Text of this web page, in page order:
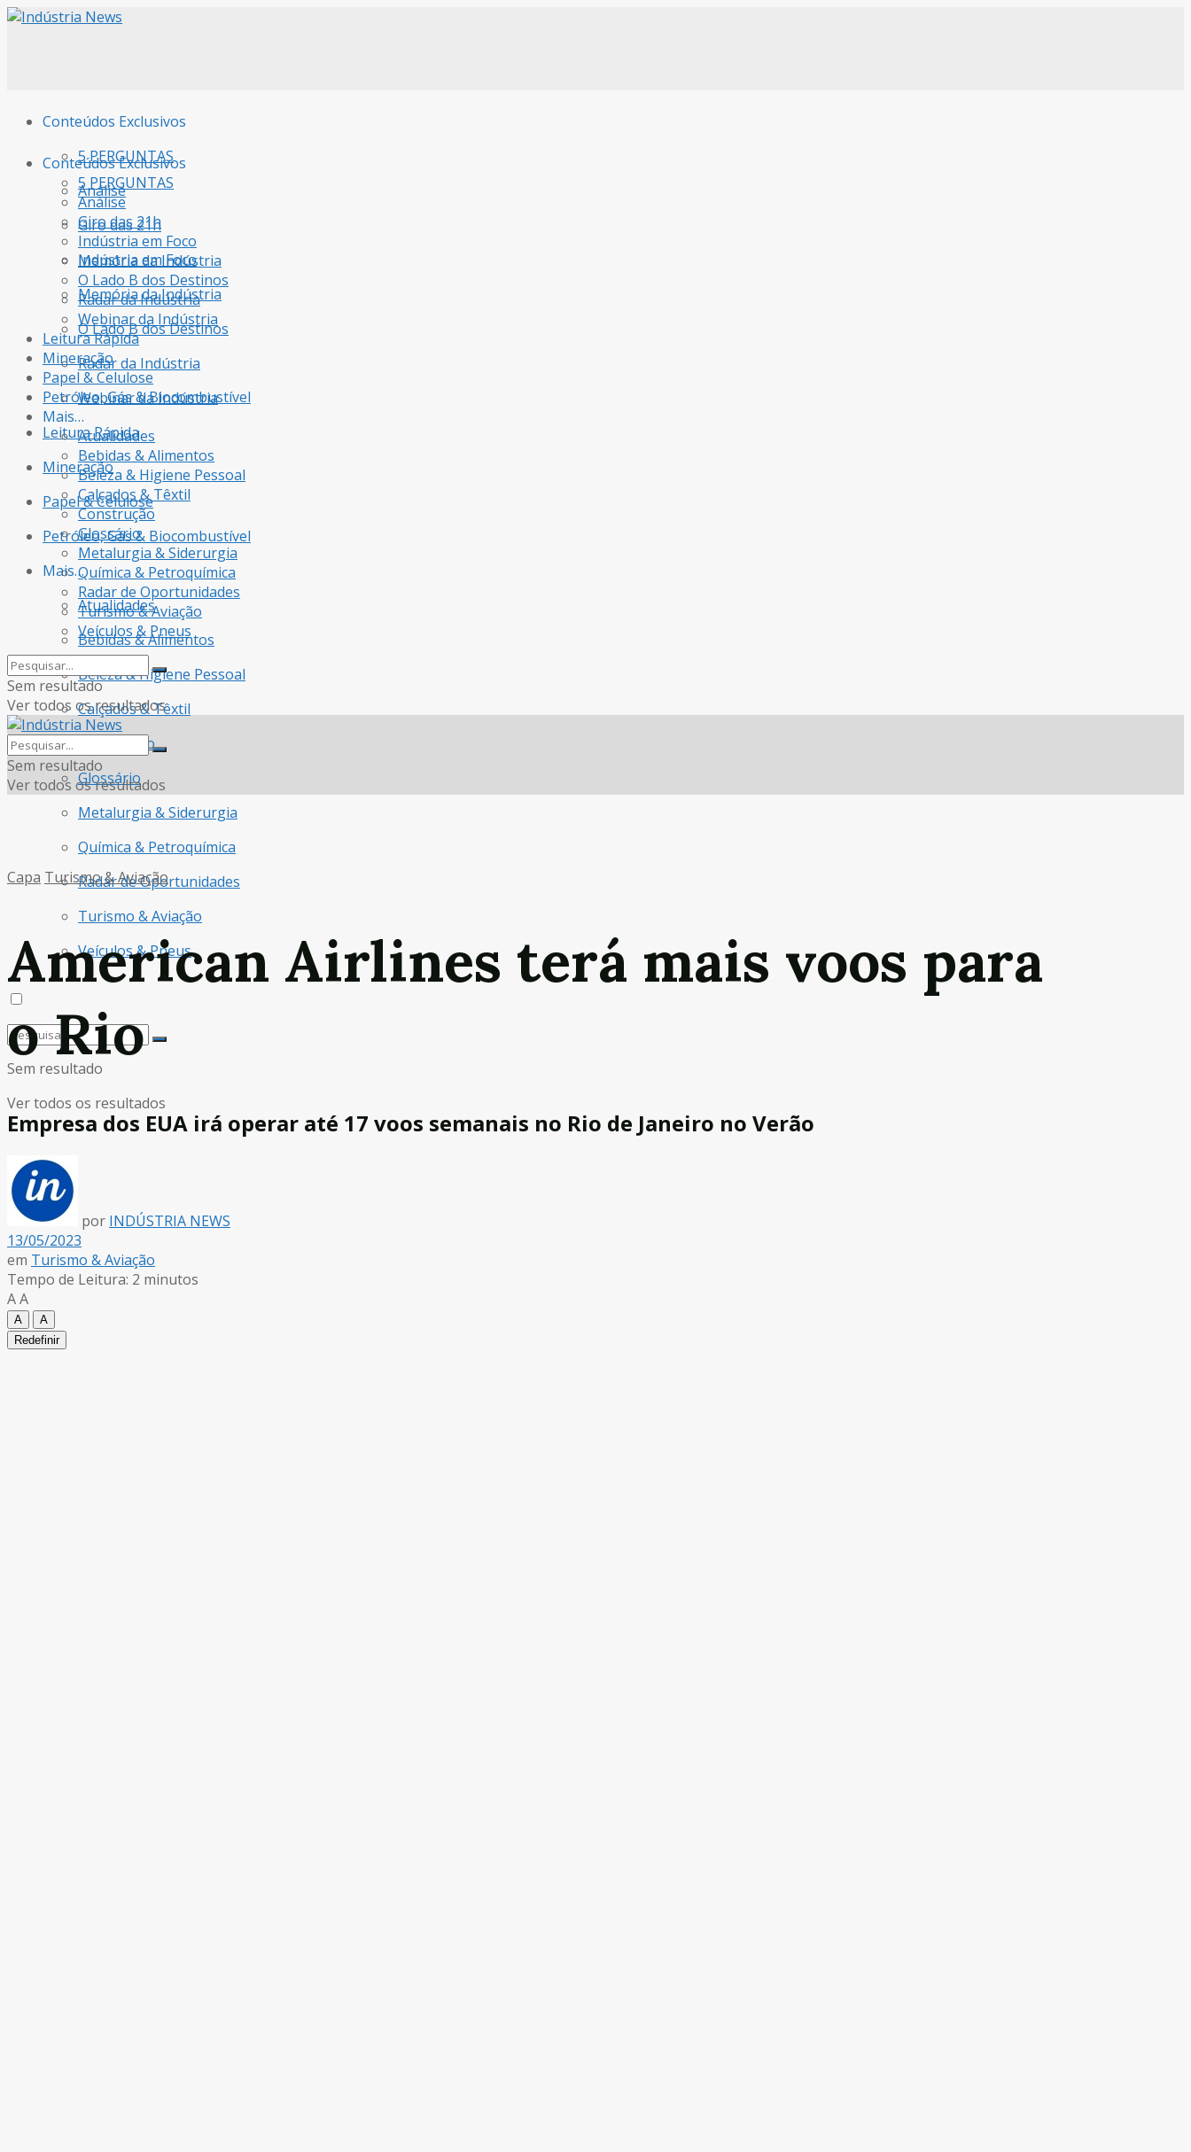
Conteúdos Exclusivos
5 PERGUNTAS
Análise
Giro das 21h
Indústria em Foco
Memória da Indústria
O Lado B dos Destinos
Radar da Indústria
Webinar da Indústria
Leitura Rápida
Mineração
Papel & Celulose
Petróleo, Gás & Biocombustível
Mais…
Atualidades
Bebidas & Alimentos
Beleza & Higiene Pessoal
Calçados & Têxtil
Construção
Glossário
Metalurgia & Siderurgia
Química & Petroquímica
Radar de Oportunidades
Turismo & Aviação
Veículos & Pneus
Sem resultado
Ver todos os resultados
Conteúdos Exclusivos
5 PERGUNTAS
Análise
Giro das 21h
Indústria em Foco
Memória da Indústria
O Lado B dos Destinos
Radar da Indústria
Webinar da Indústria
Leitura Rápida
Mineração
Papel & Celulose
Petróleo, Gás & Biocombustível
Mais…
Atualidades
Bebidas & Alimentos
Beleza & Higiene Pessoal
Calçados & Têxtil
Construção
Glossário
Metalurgia & Siderurgia
Química & Petroquímica
Radar de Oportunidades
Turismo & Aviação
Veículos & Pneus
Sem resultado
Ver todos os resultados
Sem resultado
Ver todos os resultados
Capa Turismo & Aviação
American Airlines terá mais voos para
o Rio
Empresa dos EUA irá operar até 17 voos semanais no Rio de Janeiro no Verão
por INDÚSTRIA NEWS
13/05/2023
em Turismo & Aviação
Tempo de Leitura: 2 minutos
AA
A
A
Redefinir